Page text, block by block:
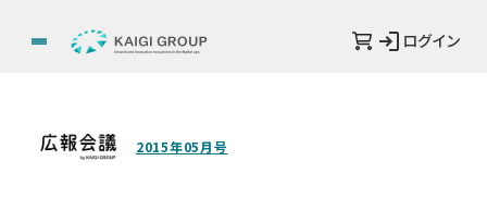
ログイン
2015年05月号